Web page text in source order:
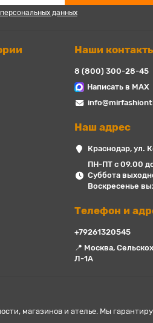
данных
Наши
8 (800) 300-28-45
Написать в MAX
Наш адрес
Краснодар, ул.
ПН-ПТ с 09.00
Суббота
Воскресенье
Телефон и
+79261320545
📍 Москва,
Л-1А
магазинов и ателье. Мы